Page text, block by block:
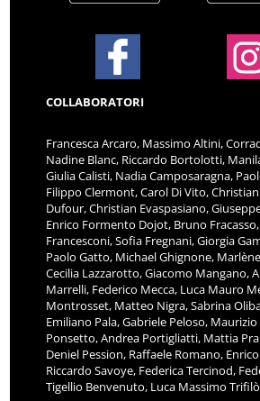
COLLABORATORI
Francesca Arcaro, Massimo Altini,
Nadine Blanc, Riccardo Bortolotti,
Giulia Calisti, Nadia Camposaragna,
Filippo Clermont, Carol Di Vito,
Dufour, Christian Evaspasiano,
Enrico Formento Dojot, Bruno
Francesconi, Sofia Fregnani, Giorgia
Paolo Gatto, Michael Ghignone,
Cecilia Lazzarotto, Giacomo Mangano,
Marrelli, Federico Mecca, Luca Mauro
Montrosset, Matteo Nigra, Sabrina
Emiliano Pala, Gabriele Peloso,
Ponsetto, Andrea Portigliatti, Mattia
Deniel Pession, Raffaele Romano,
Riccardo Savoye, Federica Tercinod,
Tigellio Benvenuto, Luca Massimo Trifilò